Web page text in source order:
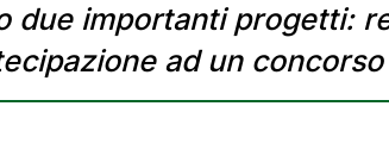
due importanti progetti:
ad un